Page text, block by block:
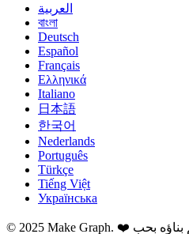
العربية
বাংলা
Deutsch
Español
Français
Ελληνικά
Italiano
日本語
한국어
Nederlands
Português
Türkçe
Tiếng Việt
Українська
© 2025 Make Graph. بناؤه بحب ❤️